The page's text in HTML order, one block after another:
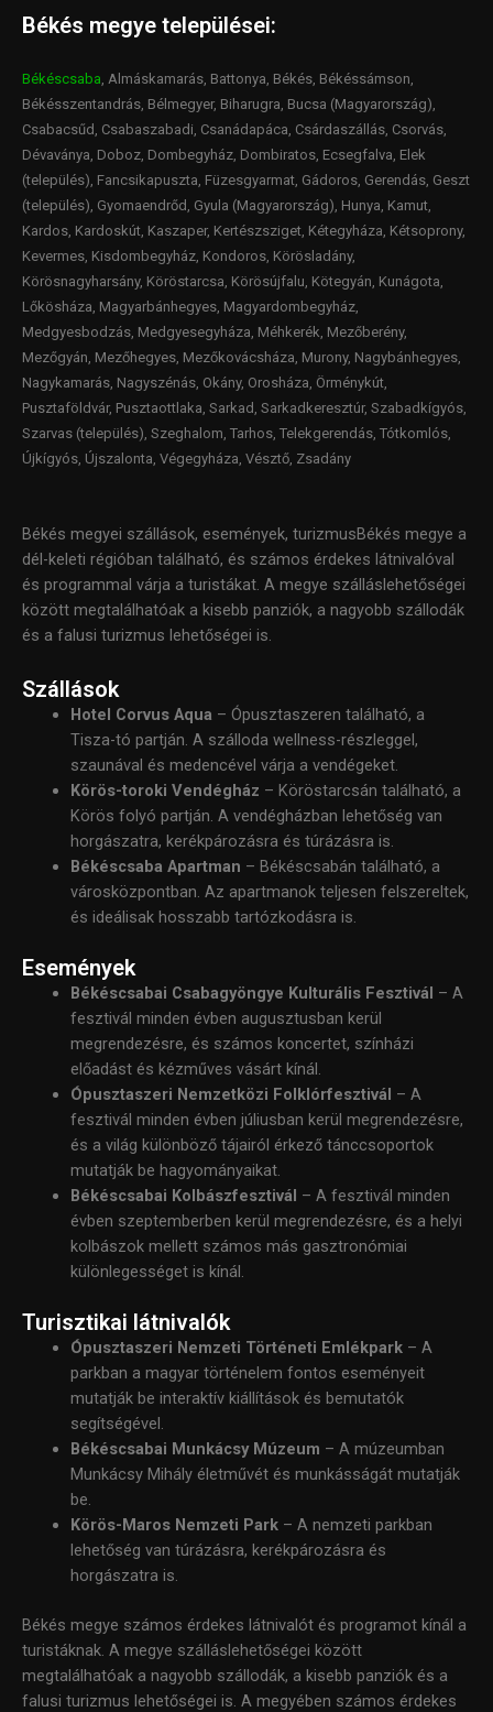
Békés megye települései:
Békéscsaba, Almáskamarás, Battonya, Békés, Békéssámson,
Békésszentandrás, Bélmegyer, Biharugra, Bucsa (Magyarország),
Csabacsűd, Csabaszabadi, Csanádapáca, Csárdaszállás, Csorvás,
Dévaványa, Doboz, Dombegyház, Dombiratos, Ecsegfalva, Elek
(település), Fancsikapuszta, Füzesgyarmat, Gádoros, Gerendás, Geszt
(település), Gyomaendrőd, Gyula (Magyarország), Hunya, Kamut,
Kardos, Kardoskút, Kaszaper, Kertészsziget, Kétegyháza, Kétsoprony,
Kevermes, Kisdombegyház, Kondoros, Körösladány,
Körösnagyharsány, Köröstarcsa, Körösújfalu, Kötegyán, Kunágota,
Lőkösháza, Magyarbánhegyes, Magyardombegyház,
Medgyesbodzás, Medgyesegyháza, Méhkerék, Mezőberény,
Mezőgyán, Mezőhegyes, Mezőkovácsháza, Murony, Nagybánhegyes,
Nagykamarás, Nagyszénás, Okány, Orosháza, Örménykút,
Pusztaföldvár, Pusztaottlaka, Sarkad, Sarkadkeresztúr, Szabadkígyós,
Szarvas (település), Szeghalom, Tarhos, Telekgerendás, Tótkomlós,
Újkígyós, Újszalonta, Végegyháza, Vésztő, Zsadány
Békés megyei szállások, események, turizmusBékés megye a
dél-keleti régióban található, és számos érdekes látnivalóval
és programmal várja a turistákat. A megye szálláslehetőségei
között megtalálhatóak a kisebb panziók, a nagyobb szállodák
és a falusi turizmus lehetőségei is.
Szállások
Hotel Corvus Aqua – Ópusztaszeren található, a
Tisza-tó partján. A szálloda wellness-részleggel,
szaunával és medencével várja a vendégeket.
Körös-toroki Vendégház – Köröstarcsán található, a
Körös folyó partján. A vendégházban lehetőség van
horgászatra, kerékpározásra és túrázásra is.
Békéscsaba Apartman – Békéscsabán található, a
városközpontban. Az apartmanok teljesen felszereltek,
és ideálisak hosszabb tartózkodásra is.
Események
Békéscsabai Csabagyöngye Kulturális Fesztivál – A
fesztivál minden évben augusztusban kerül
megrendezésre, és számos koncertet, színházi
előadást és kézműves vásárt kínál.
Ópusztaszeri Nemzetközi Folklórfesztivál – A
fesztivál minden évben júliusban kerül megrendezésre,
és a világ különböző tájairól érkező tánccsoportok
mutatják be hagyományaikat.
Békéscsabai Kolbászfesztivál – A fesztivál minden
évben szeptemberben kerül megrendezésre, és a helyi
kolbászok mellett számos más gasztronómiai
különlegességet is kínál.
Turisztikai látnivalók
Ópusztaszeri Nemzeti Történeti Emlékpark– A
parkban a magyar történelem fontos eseményeit
mutatják be interaktív kiállítások és bemutatók
segítségével.
Békéscsabai Munkácsy Múzeum – A múzeumban
Munkácsy Mihály életművét és munkásságát mutatják
be.
Körös-Maros Nemzeti Park– A nemzeti parkban
lehetőség van túrázásra, kerékpározásra és
horgászatra is.
Békés megye számos érdekes látnivalót és programot kínál a
turistáknak. A megye szálláslehetőségei között
megtalálhatóak a nagyobb szállodák, a kisebb panziók és a
falusi turizmus lehetőségei is. A megyében számos érdekes